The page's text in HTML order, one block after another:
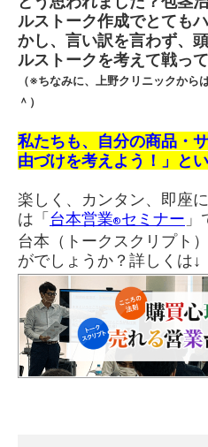
ルストーク作成でとても
かし、言い訳を言わず、
ルストークを考えて戦っ
（※ちなみに、上野クリニックから
＾）
私たちも、自分の商品・
由づけを考えよう！」と
楽しく、カンタン、即座
は「 台本営業®セミナー
台本（トークスクリプト
がでしょうか？詳しくは↓